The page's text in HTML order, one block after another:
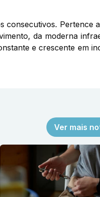
consecutivos. Pertence
da moderna
e crescente em
Ver mais